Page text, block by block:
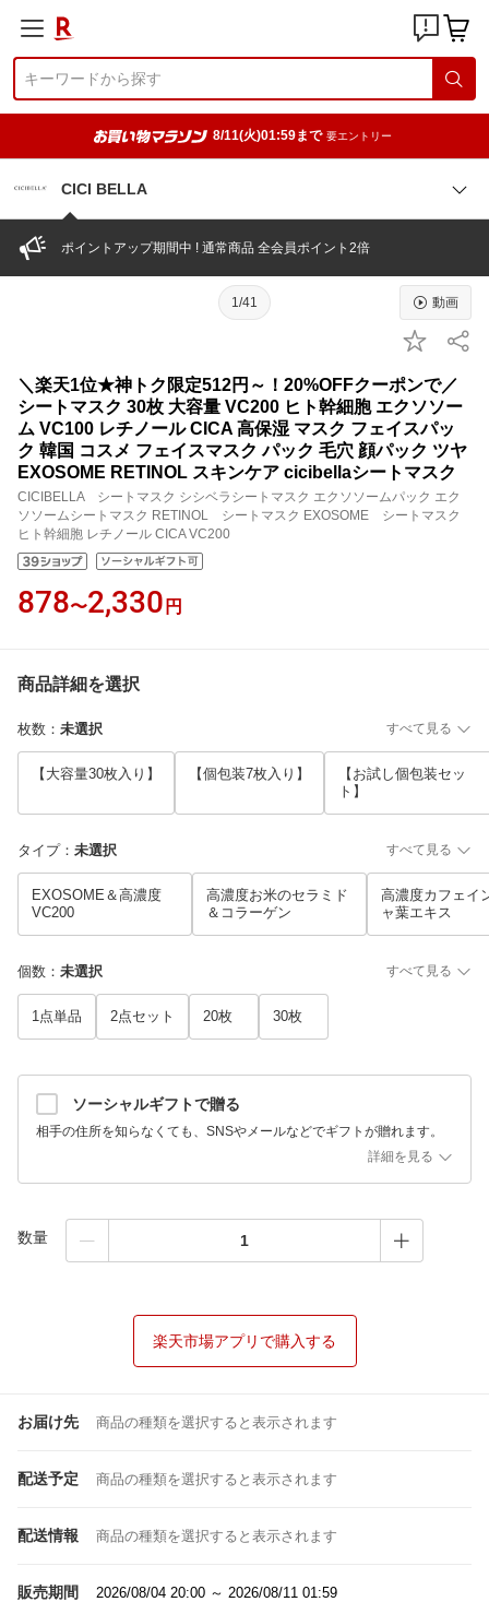
8/11(火)01:59まで 要エントリー
CICI BELLA
ポイントアップ期間中 ! 通常商品 全会員ポイント2倍
1/41 動画
＼楽天1位★神トク限定512円～！20%OFFクーポンで／
シートマスク 30枚 大容量 VC200 ヒト幹細胞 エクソソー
ム VC100 レチノール CICA 高保湿 マスク フェイスパッ
ク 韓国 コスメ フェイスマスク パック 毛穴 顔パック ツヤ
EXOSOME RETINOL スキンケア cicibellaシートマスク
CICIBELLA シートマスク シシベラシートマスク エクソソームパック エク
ソソームシートマスク RETINOL シートマスク EXOSOME シートマスク
ヒト幹細胞 レチノール CICA VC200
878〜2,330 円
商品詳細を選択
枚数 ： 未選択 すべて見る
【大容量30枚入り】 【個包装7枚入り】
【お試し個包装セッ
ト】
タイプ： 未選択 すべて見る
EXOSOME＆高濃度
VC200
高濃度お米のセラミド
＆コラーゲン
高濃度カフェイ
ャ葉エキス
個数 ： 未選択 すべて見る
1点単品 2点セット 20枚 30枚
ソーシャルギフトで贈る
相手の住所を知らなくても、SNSやメールなどでギフトが贈れます。
詳細を見る
数量
楽天市場アプリで購入する
お届け先 商品の種類を選択すると表示されます
配送予定 商品の種類を選択すると表示されます
配送情報 商品の種類を選択すると表示されます
販売期間
2026/08/04 20:00 ～ 2026/08/11 01:59